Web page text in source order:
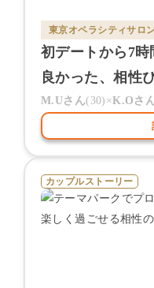
東京オペラシティサロ
初デートから7
良かった、相性
M.Uさん( 30)×K.O さ
カップルストーリー